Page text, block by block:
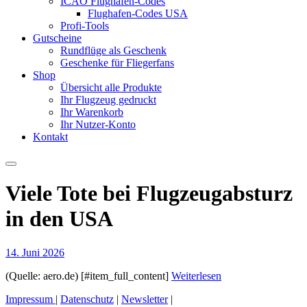
Flughafen-Codes USA
Profi-Tools
Gutscheine
Rundflüge als Geschenk
Geschenke für Fliegerfans
Shop
Übersicht alle Produkte
Ihr Flugzeug gedruckt
Ihr Warenkorb
Ihr Nutzer-Konto
Kontakt
Viele Tote bei Flugzeugabsturz
in den USA
14. Juni 2026
(Quelle: aero.de) [#item_full_content] Weiterlesen
Impressum | Datenschutz | Newsletter|